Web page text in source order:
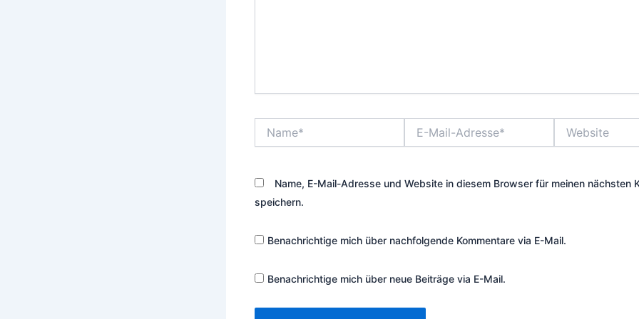
Mail-
Name, E-Mail-Adresse und Website in diesem Browser für meinen nächsten
speichern.
Benachrichtige mich über nachfolgende Kommentare via E-Mail.
Benachrichtige mich über neue Beiträge via E-Mail.